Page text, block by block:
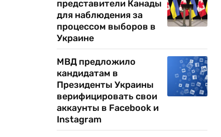
представители Канады
для наблюдения за
процессом выборов в
Украине
МВД предложило
кандидатам в
Президенты Украины
верифицировать свои
аккаунты в Facebook и
Instagram